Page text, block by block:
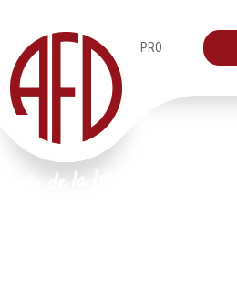
PRO
de garde catalogue AFD decors metal-100